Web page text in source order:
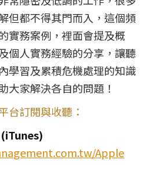
但都不得其門而入，這個頻
實務案例，裡面會提及概
個人實務經驗的分享，讓聽
學習及累積危機處理的知識
大家解決各自的問題！
台訂閱與收聽：
Apple